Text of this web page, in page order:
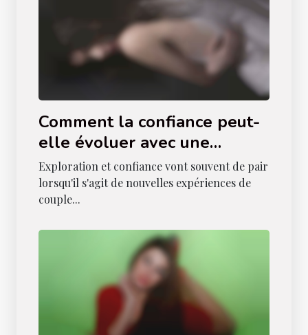
Comment la confiance peut-
elle évoluer avec une
nouvelle expérience à trois ?
Exploration et confiance vont souvent de pair
lorsqu'il s'agit de nouvelles expériences de
couple...